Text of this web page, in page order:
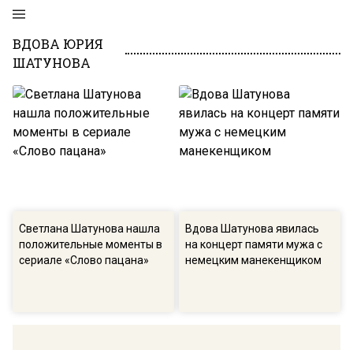
ВДОВА ЮРИЯ
ШАТУНОВА
Светлана Шатунова нашла
положительные моменты в
сериале «Слово пацана»
Вдова Шатунова явилась
на концерт памяти мужа с
немецким манекенщиком